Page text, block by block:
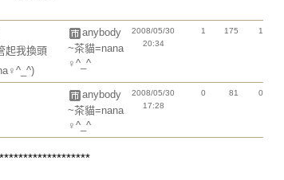
起我換頭
anybody
~茶貓=nana
♀^_^
2008/05/30
20:34
1 175 1
anybody
~茶貓=nana
♀^_^
2008/05/30
17:28
0 81 0